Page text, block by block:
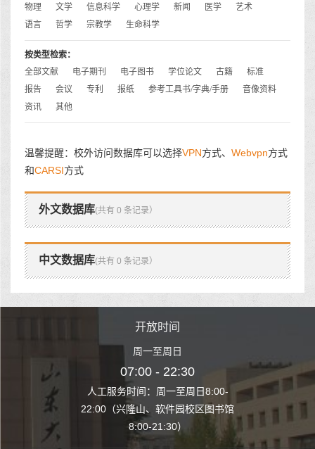
物理
文学 信息科学 心理学 新闻 医学
艺术
语言
哲学 宗教学 生命科学
按类型检索：
全部文献
电子期刊 电子图书 学位论文 古籍
标准
报告
会议 专利 报纸 参考工具书/字典/手册
音像资料
资讯
其他
温馨提醒：校外访问数据库可以选择VPN方式、 Webvpn方式
和CARSI方式
外文数据库(共有 0 条记录）
中文数据库(共有 0 条记录）
至周日8:00-
园校区图书馆
开放时间
周一至周日
07:00 - 22:30
人工服务时间：周一至周日8:00-
22:00（兴隆山、软件园校区图书馆
8:00-21:30）
人工服务时间
22:00（兴隆山